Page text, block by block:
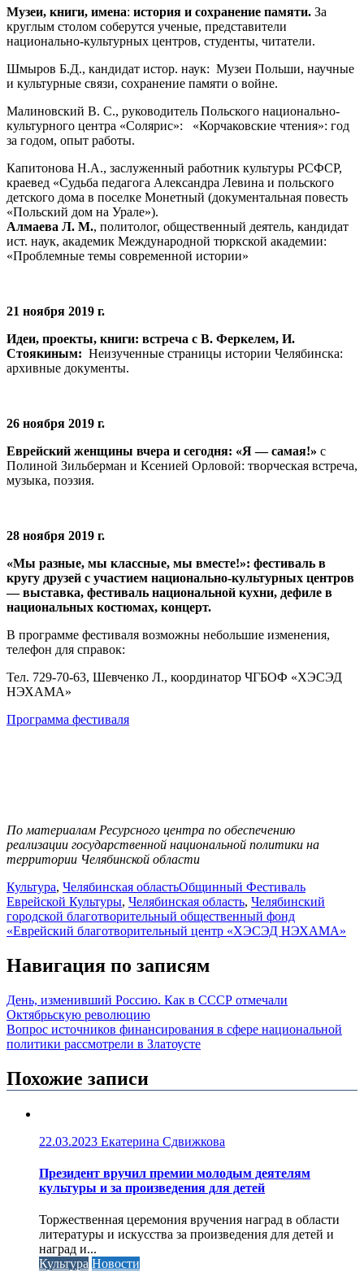
Музеи, книги, имена: история и сохранение памяти. За
круглым столом соберутся ученые, представители
национально-культурных центров, студенты, читатели.
Шмыров Б.Д., кандидат истор. наук: Музеи Польши, научные
и культурные связи, сохранение памяти о войне.
Малиновский В. С., руководитель Польского национально-
культурного центра «Солярис»: «Корчаковские чтения»: год
за годом, опыт работы.
Капитонова Н.А., заслуженный работник культуры РСФСР,
краевед «Судьба педагога Александра Левина и польского
детского дома в поселке Монетный (документальная повесть
«Польский дом на Урале»).
Алмаева Л. М., политолог, общественный деятель, кандидат
ист. наук, академик Международной тюркской академии:
«Проблемные темы современной истории»
21 ноября 2019 г.
Идеи, проекты, книги: встреча с В. Феркелем, И.
Стоякиным: Неизученные страницы истории Челябинска:
архивные документы.
26 ноября 2019 г.
Еврейский женщины вчера и сегодня: «Я — самая!» с
Полиной Зильберман и Ксенией Орловой: творческая встреча,
музыка, поэзия.
28 ноября 2019 г.
«Мы разные, мы классные, мы вместе!»: фестиваль в
кругу друзей с участием национально-культурных центров
— выставка, фестиваль национальной кухни, дефиле в
национальных костюмах, концерт.
В программе фестиваля возможны небольшие изменения,
телефон для справок:
Тел. 729-70-63, Шевченко Л., координатор ЧГБОФ «ХЭСЭД
НЭХАМА»
Программа фестиваля
По материалам Ресурсного центра по обеспечению
реализации государственной национальной политики на
территории Челябинской области
Культура, Челябинская областьОбщинный Фестиваль
Еврейской Культуры, Челябинская область, Челябинский
городской благотворительный общественный фонд
«Еврейский благотворительный центр «ХЭСЭД НЭХАМА»
Навигация по записям
День, изменивший Россию. Как в СССР отмечали
Октябрьскую революцию
Вопрос источников финансирования в сфере национальной
политики рассмотрели в Златоусте
Похожие записи
22.03.2023 Екатерина Сдвижкова
Президент вручил премии молодым деятелям
культуры и за произведения для детей
Торжественная церемония вручения наград в области
литературы и искусства за произведения для детей и
наград и...
Культура Новости